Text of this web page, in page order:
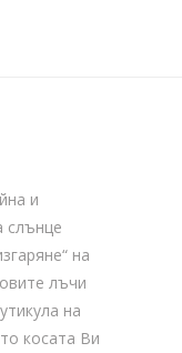
и
слънце
на
лъчи
на
косата Ви